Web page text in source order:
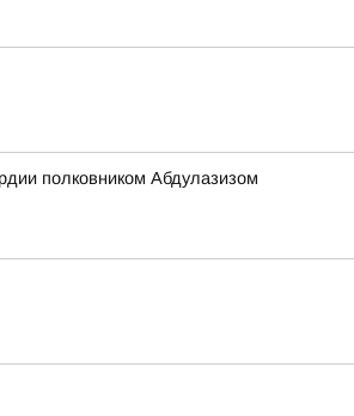
полковником Абдулазизом